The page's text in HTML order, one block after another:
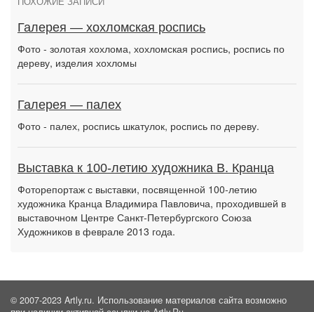
ПОХОЖИЕ ЗАПИСИ
Галерея — хохломская роспись
Фото - золотая хохлома, хохломская роспись, роспись по
дереву, изделия хохломы
Галерея — палех
Фото - палех, роспись шкатулок, роспись по дереву.
Выставка к 100-летию художника В. Кранца
Фоторепортаж с выставки, посвященной 100-летию
художника Кранца Владимира Павловича, проходившей в
выставочном Центре Санкт-Петербургского Союза
Художников в феврале 2013 года.
© 2007-2023 Artly.ru. Использование материалов сайта возможно